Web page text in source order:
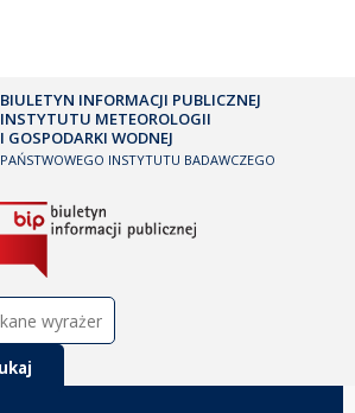
BIULETYN INFORMACJI PUBLICZNEJ
INSTYTUTU METEOROLOGII
I GOSPODARKI WODNEJ
PAŃSTWOWEGO INSTYTUTU BADAWCZEGO